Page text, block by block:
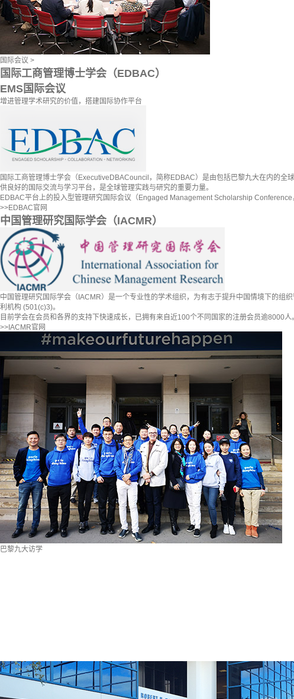
国际会议 >
国际工商管理博士学会（EDBAC）
EMS国际会议
增进管理学术研究的价值，搭建国际协作平台
国际工商管理博士学会（ExecutiveDBACouncil，简称EDBAC）是由包括巴黎九大在内的
供良好的国际交流与学习平台，是全球管理实践与研究的重要力量。
EDBAC平台上的投入型管理研究国际会议（Engaged Management Scholarship
>>EDBAC官网
中国管理研究国际学会（IACMR）
中国管理研究国际学会（IACMR）是一个专业性的学术组织，为有志于提升中国情境下的
利机构 (501(c)3)。
目前学会在会员和各界的支持下快速成长，已拥有来自近100个不同国家的注册会员逾8000
>> IACMR官网
巴黎九大访学